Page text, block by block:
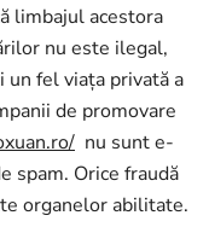
limbajul acestora
nu este ilegal,
un fel viața privată a
de promovare
nu sunt e-
spam. Orice fraudă
organelor abilitate.